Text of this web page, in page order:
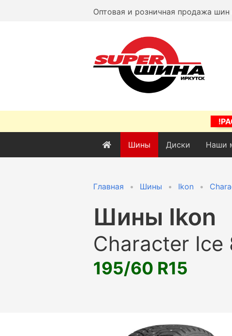
Оптовая и розничная продажа шин
Шины Диски Наши
Главная Шины Ikon
Шины Ikon
Character Ice
195/60 R15